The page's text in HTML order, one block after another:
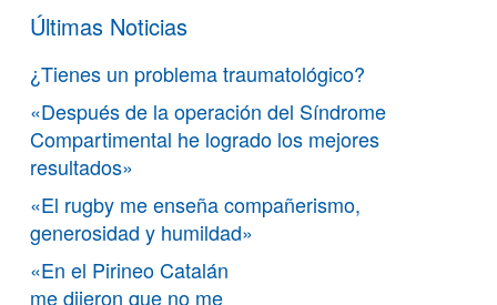
Últimas Noticias
¿Tienes un problema traumatológico?
«Después de la operación del Síndrome
Compartimental he logrado los mejores
resultados»
«El rugby me enseña compañerismo,
generosidad y humildad»
«En el Pirineo Catalán
me dijeron que no me